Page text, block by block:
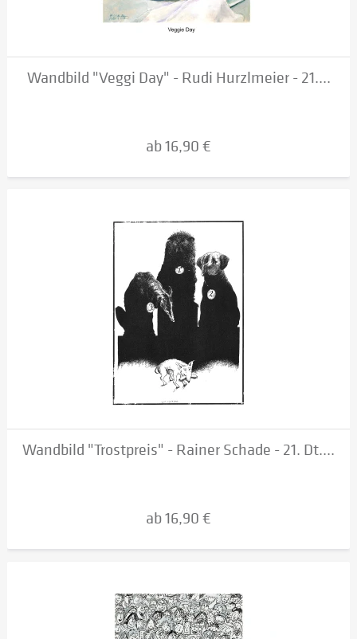
Wandbild "Veggi Day" - Rudi Hurzlmeier - 21....
ab 16,90 €
Wandbild "Trostpreis" - Rainer Schade - 21. Dt....
ab 16,90 €